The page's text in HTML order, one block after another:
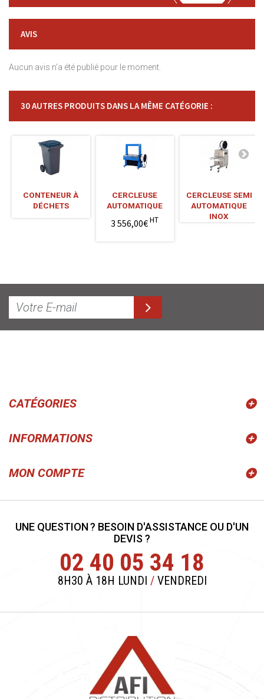
AVIS
Aucun avis n'a été publié pour le moment.
30 AUTRES PRODUITS DANS LA MÊME CATÉGORIE :
CONTENEUR À
DÉCHETS
CERCLEUSE
AUTOMATIQUE
3 556,00€ HT
CERCLEUSE SEMI
AUTOMATIQUE
INOX
CATÉGORIES
INFORMATIONS
MON COMPTE
UNE QUESTION ? BESOIN D'ASSISTANCE OU D'UN
DEVIS ?
02 40 05 34 18
8H30 À 18H LUNDI /VENDREDI